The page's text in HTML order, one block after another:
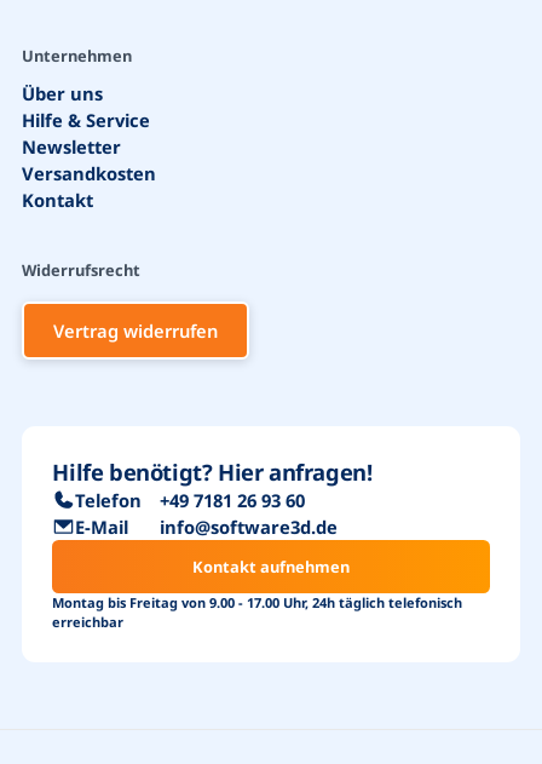
Unternehmen
Über uns
Hilfe & Service
Newsletter
Versandkosten
Kontakt
Widerrufsrecht
Vertrag widerrufen
Hilfe benötigt? Hier anfragen!
Telefon
+49 7181 26 93 60
E-Mail
info@software3d.de
Kontakt aufnehmen
Montag bis Freitag von 9.00 - 17.00 Uhr, 24h täglich telefonisch
erreichbar